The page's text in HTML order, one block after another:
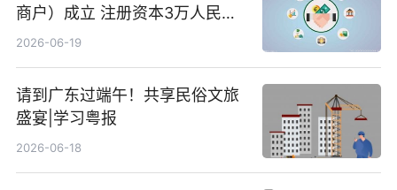
商户）成立 注册资本3万人民币
新要闻
2026-06-19
请到广东过端午！共享民俗文旅
盛宴|学习粤报
2026-06-18